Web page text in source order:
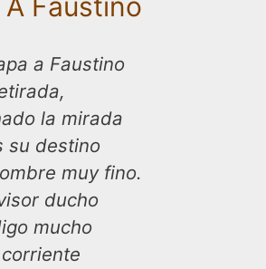
a Faustino
la mirada
su destino
muy fino.
ducho
mucho